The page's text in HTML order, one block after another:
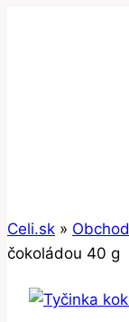
Celi.sk » Obchod
čokoládou 40 g